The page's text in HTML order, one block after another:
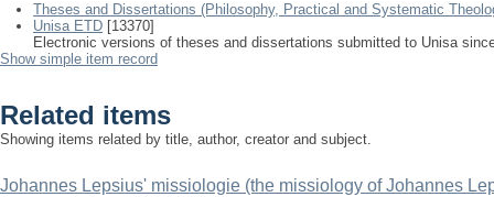
Theses and Dissertations (Philosophy, Practical and Systematic
Unisa ETD [13370]
Electronic versions of theses and dissertations submitted to Unisa
Show simple item record
Related items
Showing items related by title, author, creator and subject.
Johannes Lepsius' missiologie (the missiology of Johannes